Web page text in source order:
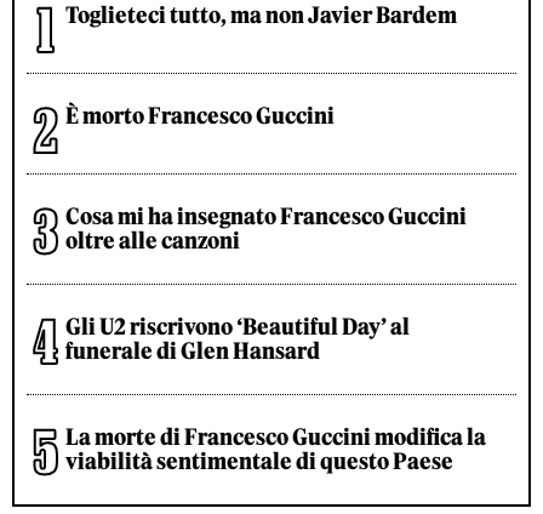
Toglieteci tutto, ma non Javier Bardem
È morto Francesco Guccini
Cosa mi ha insegnato Francesco Guccini
oltre alle canzoni
Gli U2 riscrivono ‘Beautiful Day’ al
funerale di Glen Hansard
La morte di Francesco Guccini modifica la
viabilità sentimentale di questo Paese